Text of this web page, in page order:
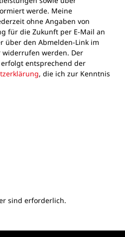
werde. Meine
ohne Angaben von
für die Zukunft per E-Mail an
über den Abmelden-Link im
widerrufen werden. Der
entsprechend der
, die ich zur Kenntnis
sind erforderlich.